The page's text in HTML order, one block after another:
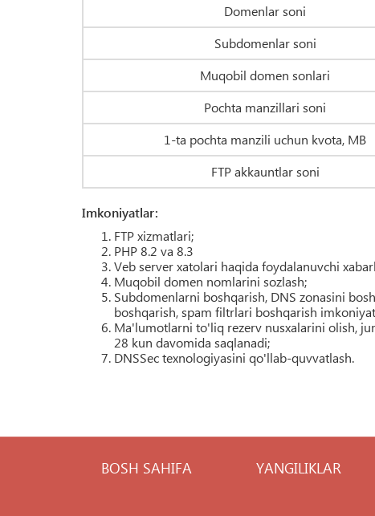
Domenlar soni
Subdomenlar soni
Muqobil domen sonlari
Pochta manzillari soni
1-ta pochta manzili uchun kvota, MB
FTP akkauntlar soni
Imkoniyatlar:
FTP xizmatlari;
PHP 8.2 va 8.3
Veb server xatolari haqida foydalanuvchi
Muqobil domen nomlarini sozlash;
Subdomenlarni boshqarish, DNS zonasini
boshqarish, spam filtrlari boshqarish
Ma'lumotlarni to'liq rezerv nusxalarini olish,
28 kun davomida saqlanadi;
DNSSec texnologiyasini qo'llab-quvvatlash.
BOSH SAHIFA YANGILIKLAR